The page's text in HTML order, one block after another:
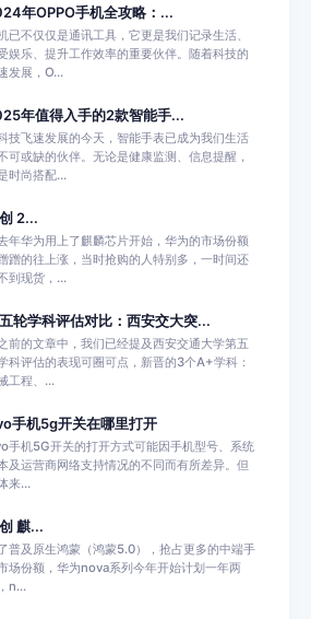
年OPPO手机全攻略：...
已不仅仅是通讯工具，它更是我们记录生活、
娱乐、提升工作效率的重要伙伴。随着科技的
发展，O...
年值得入手的2款智能手...
技飞速发展的今天，智能手表已成为我们生活
可或缺的伙伴。无论是健康监测、信息提醒，
时尚搭配...
2...
年华为用上了麒麟芯片开始，华为的市场份额
蹭的往上涨，当时抢购的人特别多，一时间还
到现货，...
轮学科评估对比：西安交大突...
前的文章中，我们已经提及西安交通大学第五
科评估的表现可圈可点，新晋的3个A+学科：
工程、...
手机5g开关在哪里打开
手机5G开关的打开方式可能因手机型号、系统
及运营商网络支持情况的不同而有所差异。但
来...
麒...
普及原生鸿蒙（鸿蒙5.0），抢占更多的中端手
场份额，华为nova系列今年开始计划一年两
n...